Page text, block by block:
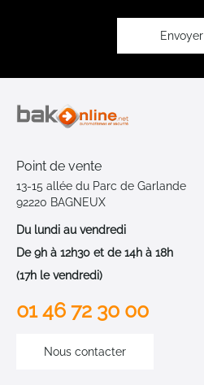
Envoyer
Point de vente
13-15 allée du Parc de Garlande
92220 BAGNEUX
Du lundi au vendredi
De 9h à 12h30 et de 14h à 18h
(17h le vendredi)
01 46 72 30 00
Nous contacter